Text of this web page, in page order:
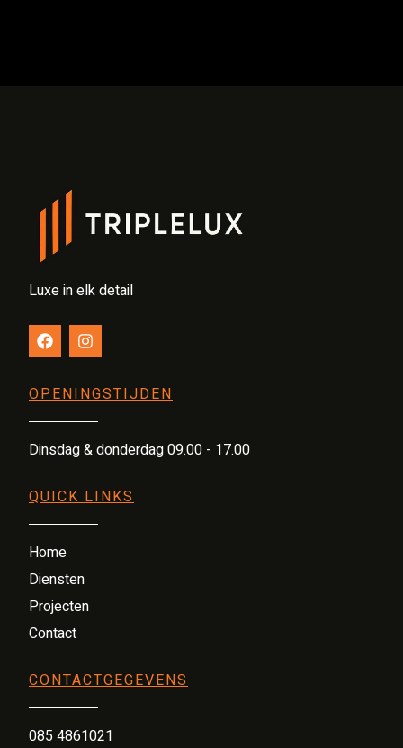
Luxe in elk detail
OPENINGSTIJDEN
Dinsdag & donderdag 09.00 - 17.00
QUICK LINKS
Home
Diensten
Projecten
Contact
CONTACTGEGEVENS
085 4861021